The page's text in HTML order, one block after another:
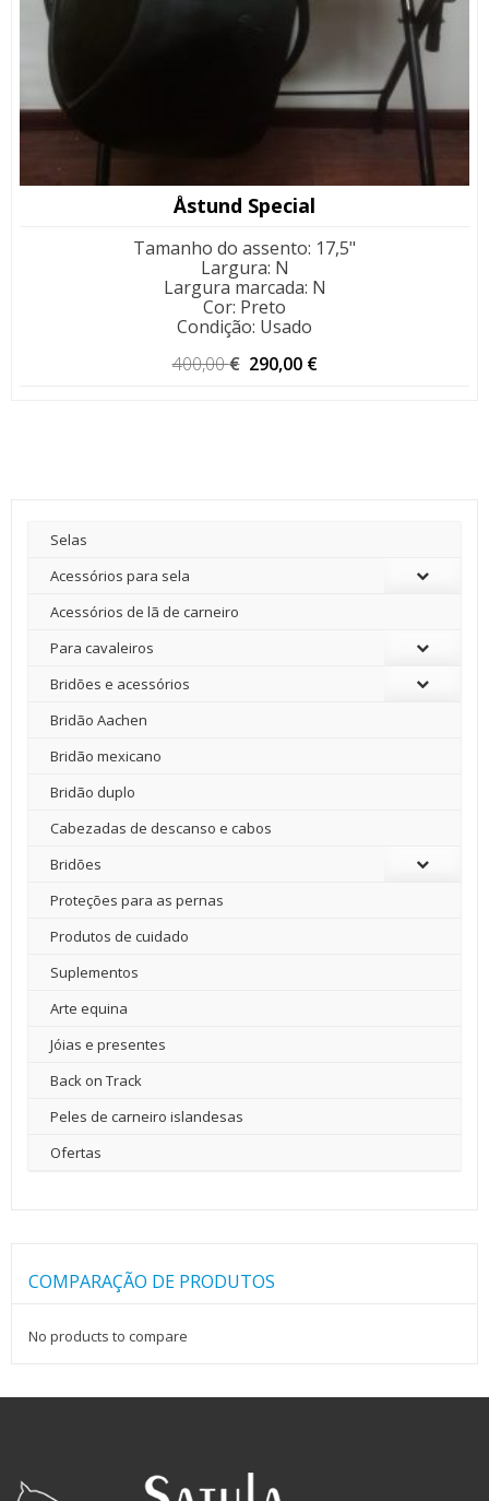
Åstund Special
Tamanho do assento: 17,5"
Largura: N
Largura marcada: N
Cor: Preto
Condição: Usado
400,00€ O
290,00 €
Selas
Acessórios para sela
Acessórios de lã de carneiro
Para cavaleiros
Bridões e acessórios
Bridão Aachen
Bridão mexicano
Bridão duplo
Cabezadas de descanso e cabos
Bridões
Proteções para as pernas
Produtos de cuidado
Suplementos
Arte equina
Jóias e presentes
Back on Track
Peles de carneiro islandesas
Ofertas
COMPARAÇÃO DE PRODUTOS
No products to compare